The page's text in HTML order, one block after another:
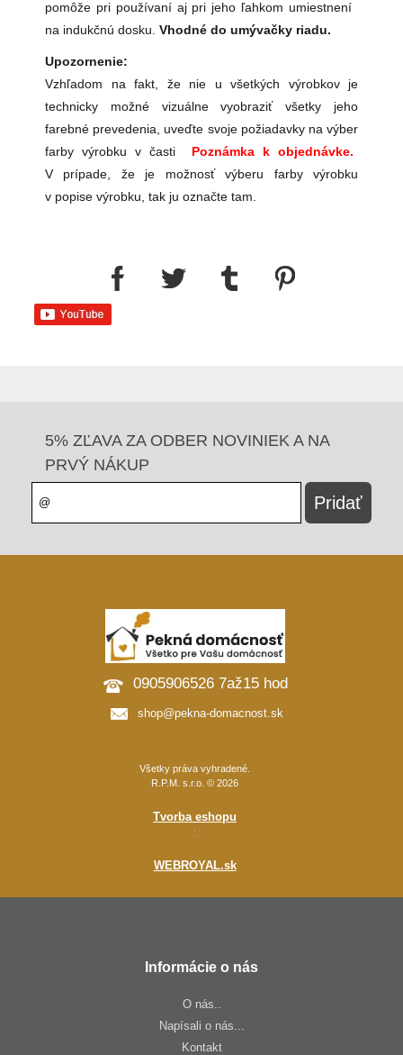
pomôže pri používaní aj pri jeho ľahkom umiestnení
na indukčnú dosku. Vhodné do umývačky riadu.
Upozornenie:
Vzhľadom na fakt, že nie u všetkých výrobkov je
technicky možné vizuálne vyobraziť všetky jeho
farebné prevedenia, uveďte svoje požiadavky na výber
farby výrobku v časti Poznámka k objednávke.
V prípade, že je možnosť výberu farby výrobku
v popise výrobku, tak ju označte tam.
5% ZĽAVA ZA ODBER NOVINIEK A NA
PRVÝ NÁKUP
0905906526 7až15 hod
shop@pekna-domacnost.sk
Všetky práva vyhradené.
R.P.M. s.r.o. © 2026
Tvorba eshopu
:
WEBROYAL.sk
Informácie o nás
O nás..
Napísali o nás...
Kontakt